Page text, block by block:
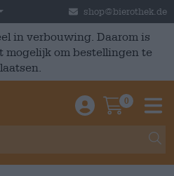
shop@bierothek.de
in verbouwing. Daarom is
mogelijk om bestellingen te
Einloggen /
0